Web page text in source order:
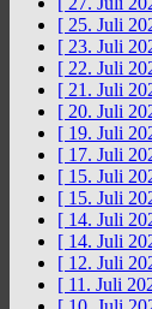
[ 25. Juli
[ 23. Juli
[ 22. Juli
[ 21. Juli
[ 20. Juli
[ 19. Juli
[ 17. Juli
[ 15. Juli
[ 15. Juli
[ 14. Juli
[ 14. Juli
[ 12. Juli
[ 11. Juli